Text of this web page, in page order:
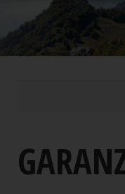
Guida
Condizioni di